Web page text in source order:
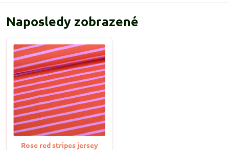
Naposledy zobrazené
Rose red stripes jersey